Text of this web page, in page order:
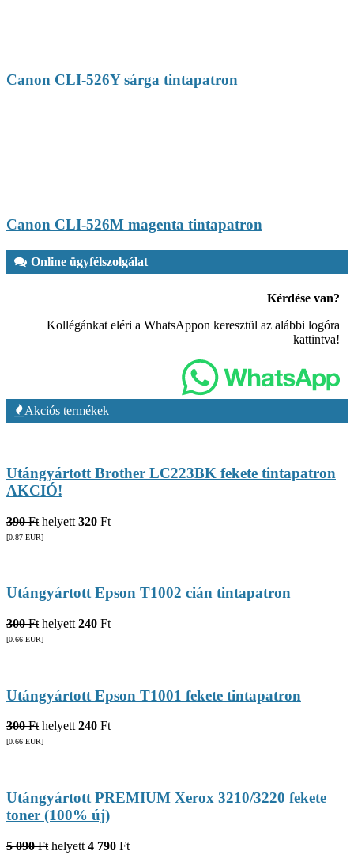
Canon CLI-526Y sárga tintapatron
Canon CLI-526M magenta tintapatron
Online ügyfélszolgálat
Kérdése van?
Kollégánkat eléri a WhatsAppon keresztül az alábbi logóra
kattintva!
Akciós termékek
Utángyártott Brother LC223BK fekete tintapatron
AKCIÓ!
390 Ft helyett 320 Ft
[0.87 EUR]
Utángyártott Epson T1002 cián tintapatron
300 Ft helyett 240 Ft
[0.66 EUR]
Utángyártott Epson T1001 fekete tintapatron
300 Fthelyett240 Ft
[0.66 EUR]
Utángyártott PREMIUM Xerox 3210/3220 fekete
toner (100% új)
5 090 Ft helyett 4 790 Ft